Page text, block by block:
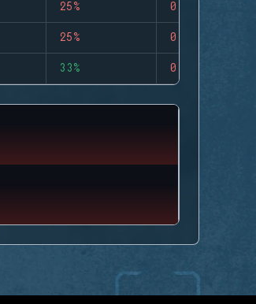
25% 0
25% 0
33% 0